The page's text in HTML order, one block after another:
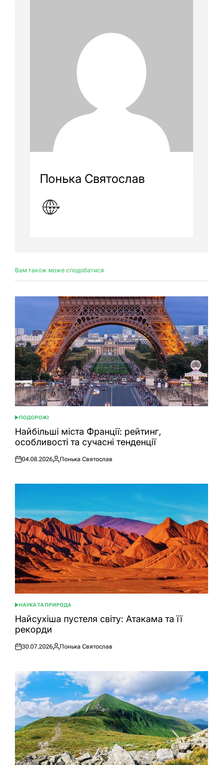
Понька Святослав
Вам також може сподобатися
ОПУБЛІКУВАТИ
У
ПОДОРОЖІ
Найбільші міста Франції: рейтинг,
особливості та сучасні тенденції
Оприлюднено
04.08.2026
Опубліковано
Понька Святослав
ОПУБЛІКУВАТИ
У
НАУКА ТА ПРИРОДА
Найсухіша пустеля світу: Атакама та її
рекорди
Оприлюднено
30.07.2026
Опубліковано
Понька Святослав